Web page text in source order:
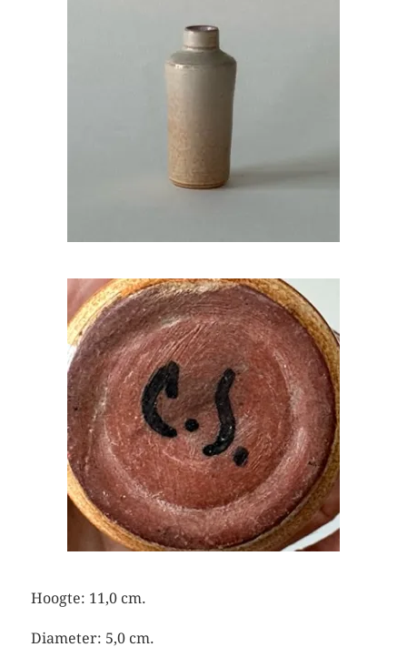
Hoogte: 11,0 cm.
Diameter: 5,0 cm.